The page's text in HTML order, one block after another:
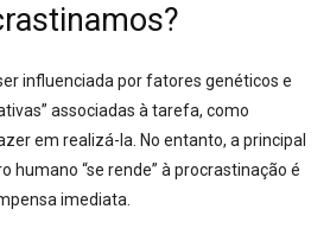
influenciada por fatores genéticos e
associadas à tarefa, como
em realizá-la. No entanto, a principal
humano “se rende” à procrastinação é
imediata.